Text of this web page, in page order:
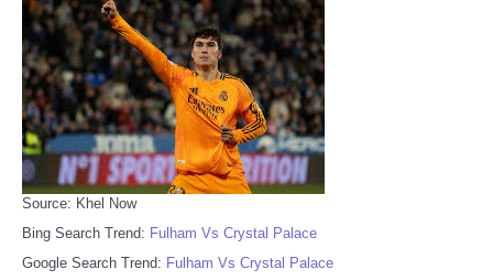
Source: Khel Now
Bing Search Trend: Fulham Vs Crystal Palace
Google Search Trend: Fulham Vs Crystal Palace